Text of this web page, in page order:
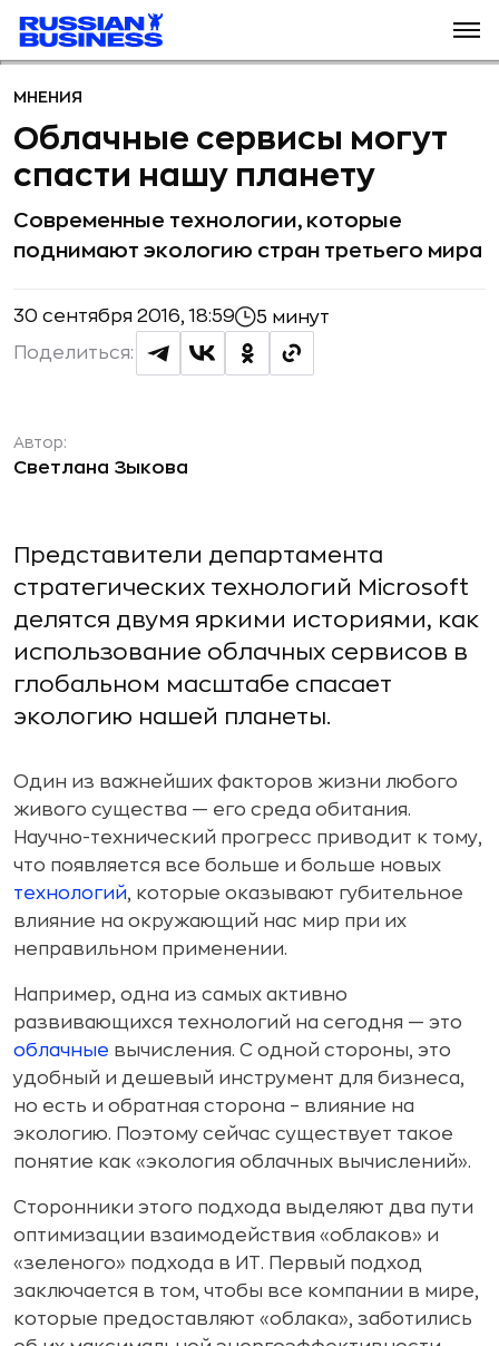
МНЕНИЯ
Облачные сервисы могут
спасти нашу планету
Современные технологии, которые
поднимают экологию стран третьего мира
30 сентября 2016, 18:59 5 минут
Поделиться:
Автор:
Светлана Зыкова
Представители департамента
стратегических технологий Microsoft
делятся двумя яркими историями, как
использование облачных сервисов в
глобальном масштабе спасает
экологию нашей планеты.
Один из важнейших факторов жизни любого
живого существа — его среда обитания.
Научно-технический прогресс приводит к тому,
что появляется все больше и больше новых
технологий, которые оказывают губительное
влияние на окружающий нас мир при их
неправильном применении.
Например, одна из самых активно
развивающихся технологий на сегодня — это
облачные вычисления. С одной стороны, это
удобный и дешевый инструмент для бизнеса,
но есть и обратная сторона – влияние на
экологию. Поэтому сейчас существует такое
понятие как «экология облачных вычислений».
Сторонники этого подхода выделяют два пути
оптимизации взаимодействия «облаков» и
«зеленого» подхода в ИT. Первый подход
заключается в том, чтобы все компании в мире,
которые предоставляют «облака», заботились